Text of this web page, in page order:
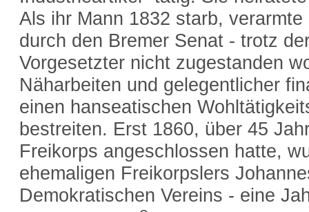
Als ihr Mann 1832 starb,
durch den Bremer Senat - trotz
Vorgesetzter nicht zugestanden
Näharbeiten und gelegentlicher
einen hanseatischen
bestreiten. Erst 1860, über 45
Freikorps angeschlossen hatte,
ehemaligen Freikorpslers
Demokratischen Vereins - eine